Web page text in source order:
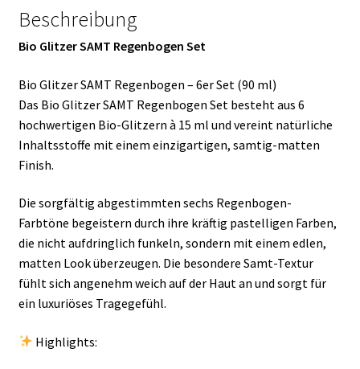
Beschreibung
Bio Glitzer SAMT Regenbogen Set
Bio Glitzer SAMT Regenbogen – 6er Set (90 ml)
Das Bio Glitzer SAMT Regenbogen Set besteht aus 6
hochwertigen Bio-Glitzern à 15 ml und vereint natürliche
Inhaltsstoffe mit einem einzigartigen, samtig-matten
Finish.
Die sorgfältig abgestimmten sechs Regenbogen-
Farbtöne begeistern durch ihre kräftig pastelligen Farben,
die nicht aufdringlich funkeln, sondern mit einem edlen,
matten Look überzeugen. Die besondere Samt-Textur
fühlt sich angenehm weich auf der Haut an und sorgt für
ein luxuriöses Tragegefühl.
Highlights: